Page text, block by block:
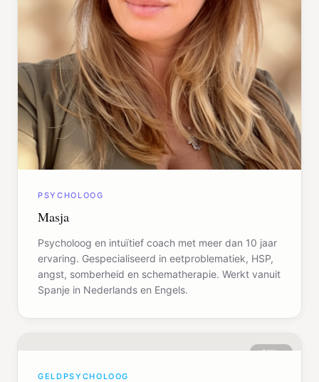
PSYCHOLOOG
Masja
Psycholoog en intuïtief coach met meer dan 10 jaar
ervaring. Gespecialiseerd in eetproblematiek, HSP,
angst, somberheid en schematherapie. Werkt vanuit
Spanje in Nederlands en Engels.
Offline
GELDPSYCHOLOOG